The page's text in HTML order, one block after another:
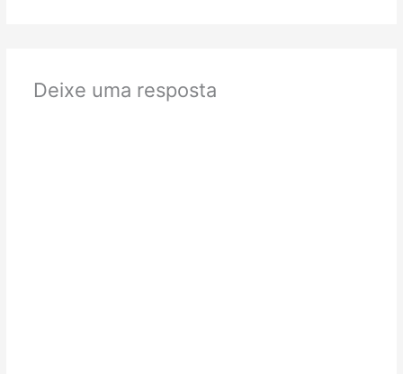
Deixe uma resposta